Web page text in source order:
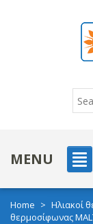
MENU
Home > Ηλιακοί
θερμοσίφωνας